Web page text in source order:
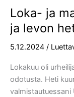
Loka- ja
ja levon
5.12.2024 /
Lokakuu oli
odotusta. Heti
Loka-
ja
marraskuu:
kisahuipennus
levon
hetket